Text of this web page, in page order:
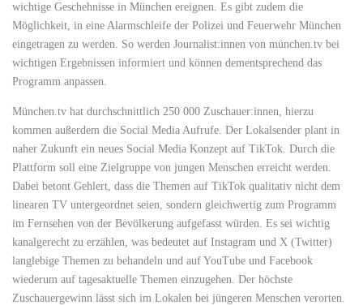
wichtige Geschehnisse in München ereignen. Es gibt zudem die
Möglichkeit, in eine Alarmschleife der Polizei und Feuerwehr München
eingetragen zu werden. So werden Journalist:innen von münchen.tv bei
wichtigen Ergebnissen informiert und können dementsprechend das
Programm anpassen.
München.tv hat durchschnittlich 250 000 Zuschauer:innen, hierzu
kommen außerdem die Social Media Aufrufe. Der Lokalsender plant in
naher Zukunft ein neues Social Media Konzept auf TikTok. Durch die
Plattform soll eine Zielgruppe von jungen Menschen erreicht werden.
Dabei betont Gehlert, dass die Themen auf TikTok qualitativ nicht dem
linearen TV untergeordnet seien, sondern gleichwertig zum Programm
im Fernsehen von der Bevölkerung aufgefasst würden. Es sei wichtig
kanalgerecht zu erzählen, was bedeutet auf Instagram und X (Twitter)
langlebige Themen zu behandeln und auf YouTube und Facebook
wiederum auf tagesaktuelle Themen einzugehen. Der höchste
Zuschauergewinn lässt sich im Lokalen bei jüngeren Menschen verorten.